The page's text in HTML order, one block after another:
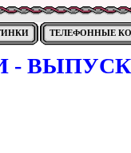
ТЕЛЕФОННЫЕ
-